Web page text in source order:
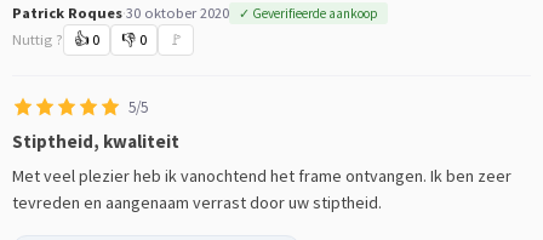
Patrick Roques·30 oktober 2020 ✓ Geverifieerde aankoop
Nuttig ? 👍 0 👎 0 🚩
5/5
Stiptheid, kwaliteit
Met veel plezier heb ik vanochtend het frame ontvangen. Ik ben zeer
tevreden en aangenaam verrast door uw stiptheid.